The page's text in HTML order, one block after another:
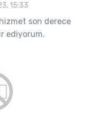
15:33
son derece
ediyorum.